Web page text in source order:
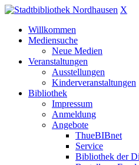
X
Willkommen
Mediensuche
Neue Medien
Veranstaltungen
Ausstellungen
Kinderveranstaltungen
Bibliothek
Impressum
Anmeldung
Angebote
ThueBIBnet
Service
Bibliothek der